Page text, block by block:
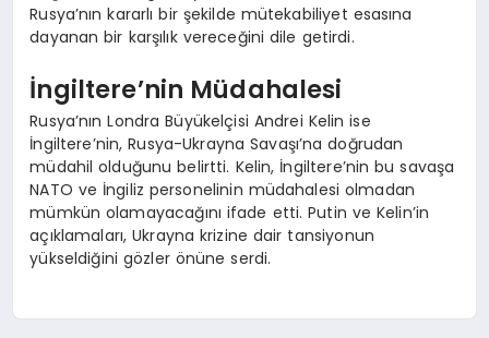
Rusya’nın kararlı bir şekilde mütekabiliyet esasına
dayanan bir karşılık vereceğini dile getirdi.
İngiltere’nin Müdahalesi
Rusya’nın Londra Büyükelçisi Andrei Kelin ise
İngiltere’nin, Rusya-Ukrayna Savaşı’na doğrudan
müdahil olduğunu belirtti. Kelin, İngiltere’nin bu savaşa
NATO ve İngiliz personelinin müdahalesi olmadan
mümkün olamayacağını ifade etti. Putin ve Kelin’in
açıklamaları, Ukrayna krizine dair tansiyonun
yükseldiğini gözler önüne serdi.